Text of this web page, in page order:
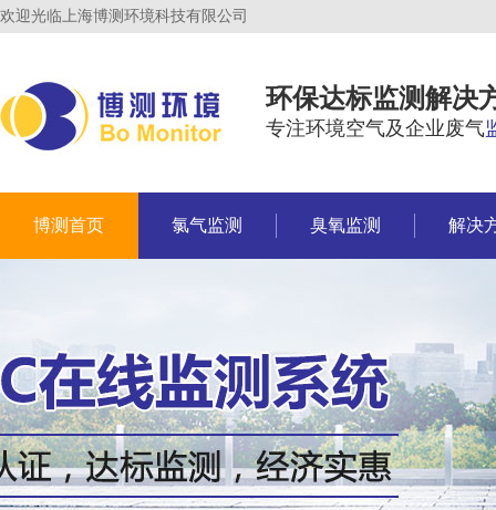
欢迎光临上海博测环境科技有限公司
环保达标监测解决
专注环境空气及企业废气
博测首页 氯气监测 臭氧监测 解决